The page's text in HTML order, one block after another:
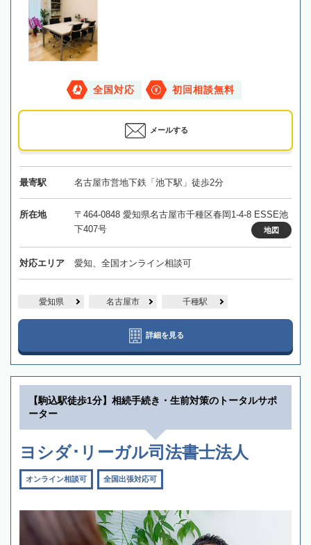
全国対応 初回相談無料
メールする
最寄駅 名古屋市営地下鉄「池下駅」徒歩2分
所在地
〒464-0848 愛知県名古屋市千種区春岡1-4-8 ESSE池
下407号
地図
対応エリア 愛知、全国オンライン相談可
愛知県 名古屋市 千種駅
詳細を見る
【駒込駅徒歩1分】相続手続き・生前対策のトータルサポ
ーター
ヨシダ･リーガル司法書士法人
オンライン相談可 全国出張対応可